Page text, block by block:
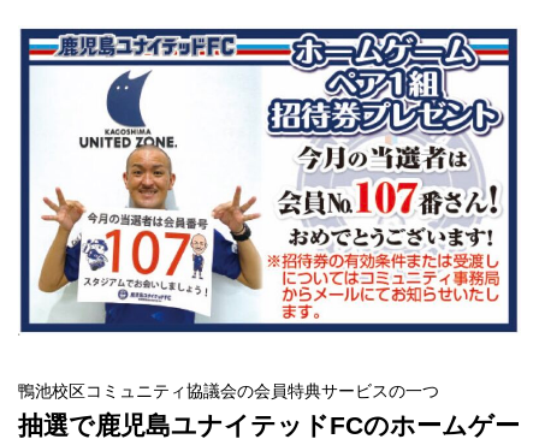
鴨池校区コミュニティ協議会の会員特典サービスの一つ
抽選で鹿児島ユナイテッドFCのホームゲー